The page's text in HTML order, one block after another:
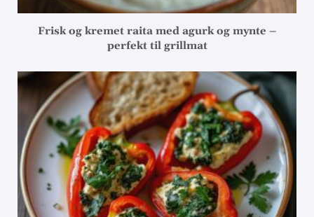
Frisk og kremet raita med agurk og mynte –
perfekt til grillmat